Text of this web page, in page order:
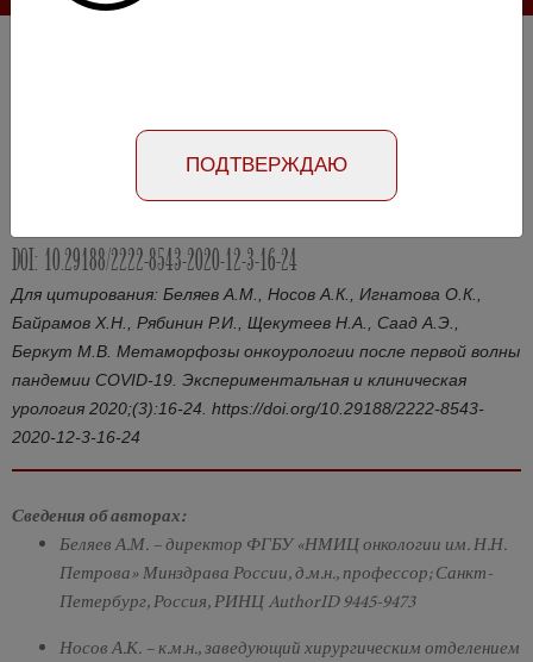
Номер №3, 2020- стр. 16-24
Абстракт на русском языке
Абстракт на английском языке
DOI: 10.29188/2222-8543-2020-12-3-16-24
Для цитирования: Беляев А.М., Носов А.К., Игнатова О.К.,
Байрамов Х.Н., Рябинин Р.И., Щекутеев Н.А., Саад А.Э.,
Беркут М.В. Метаморфозы онкоурологии после первой волны
пандемии COVID-19. Экспериментальная и клиническая
урология 2020;(3):16-24. https://doi.org/10.29188/2222-8543-
2020-12-3-16-24
Сведения об авторах:
Беляев А.М. – директор ФГБУ «НМИЦ онкологии им. Н.Н.
Петрова» Минздрава России, д.м.н., профессор; Санкт-
Петербург, Россия, РИНЦ AuthorID 9445-9473
Носов А.К. – к.м.н., заведующий хирургическим отделением
ПОДТВЕРЖДАЮ